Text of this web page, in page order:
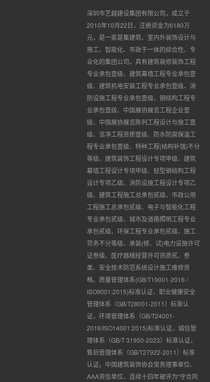
深圳市艺越建设集团有限公司，成立于
2010年10月22日，注册资金为6180万
元，是一家是集建筑、室内外装饰设计与
施工、智能化、市政于一体的综合性、专
业化的集团公司。具有建筑装修装饰工程
专业承包壹级、建筑幕墙工程专业承包壹
级、建筑机电安装工程专业承包壹级、消
防设施工程专业承包壹级、钢结构工程专
业承包壹级、中国展协展览工程企业壹
级、中国展协展览陈列工程设计与施工壹
级、洁净工程资质壹级、防水防腐保温工
程专业承包壹级、特种工程(结构补强)不分
等级、建筑装饰工程设计专项甲级、建筑
幕墙工程设计专项甲级、轻型钢结构工程
设计专项乙级、消防设施工程设计专项乙
级、建筑工程施工总承包贰级、市政公用
工程施工总承包贰级、电子与智能化工程
专业承包贰级、城市及道路照明工程专业
承包贰级、环保工程专业承包贰级、施工
劳务不分等级、承装(修、试)电力设施许可
证叁级、医疗器械经营许可资质贰、叁
类、安全技术防范系统设计施工维修资
格。质量管理体系(GB/T19001-2016 /
ISO9001:2015)标准认证、职业健康安全
管理体系（GB/T28001-2011）标准认
证，环境管理体系（GB/T24001-
2016/ISO14001:2015)标准认证，诚信管
理体系（GB/T 31950-2023）标准认证，
售后管理体系（GB/T27922-2011）标准
认证。中国建筑装饰协会常务理事单位、
AAA资信单位、连续十四年被评为“守合同